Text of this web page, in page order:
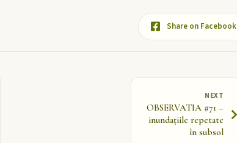
Share on Facebook
NEXT
OBSERVATIA #71 –
inundațiile repetate
în subsol